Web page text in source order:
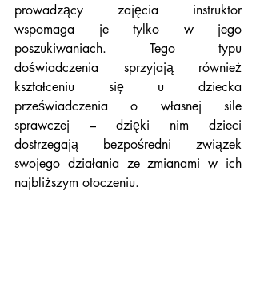
prowadzący zajęcia instruktor
wspomaga je tylko w jego
poszukiwaniach. Tego typu
doświadczenia sprzyjają również
kształceniu się u dziecka
przeświadczenia o własnej sile
sprawczej – dzięki nim dzieci
dostrzegają bezpośredni związek
swojego działania ze zmianami w ich
najbliższym otoczeniu.